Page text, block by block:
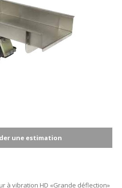
une estimation
à vibration HD «Grande déflection»